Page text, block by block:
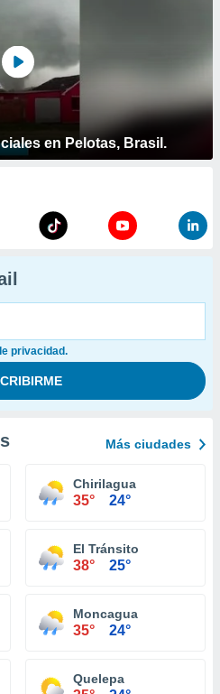
en Pelotas, Brasil.
privacidad.
Más ciudades
Chirilagua
35° 24°
El Tránsito
38° 25°
Moncagua
35° 24°
Quelepa